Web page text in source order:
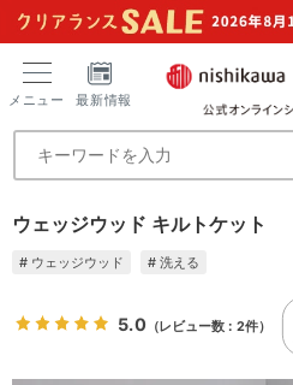
メニュー 最新情報
ウェッジウッド キルトケット
# ウェッジウッド # 洗える
5.0（レビュー数：2件）